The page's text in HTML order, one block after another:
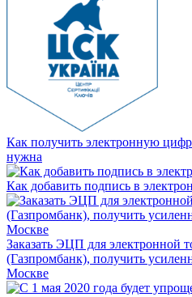
Как получить электронную
нужна
Как добавить подпись в
Заказать ЭЦП для электронной
(Газпромбанк), получить
Москве